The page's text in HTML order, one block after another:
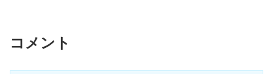
コメント